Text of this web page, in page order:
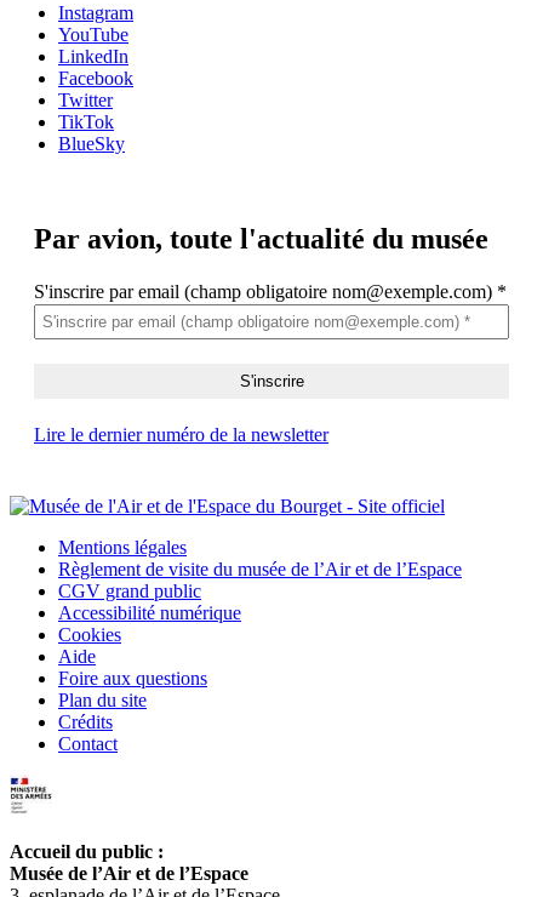
Instagram
YouTube
LinkedIn
Facebook
Twitter
TikTok
BlueSky
Par avion, toute l'actualité du musée
S'inscrire par email (champ obligatoire nom@exemple.com) *
Lire le dernier numéro de la newsletter
Mentions légales
Règlement de visite du musée de l’Air et de l’Espace
CGV grand public
Accessibilité numérique
Cookies
Aide
Foire aux questions
Plan du site
Crédits
Contact
Accueil du public :
Musée de l’Air et de l’Espace